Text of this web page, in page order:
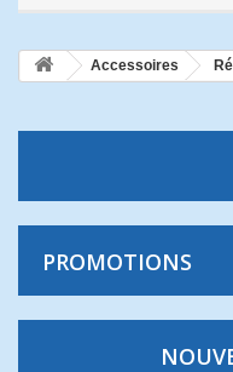
Accessoires
PROMOTIONS